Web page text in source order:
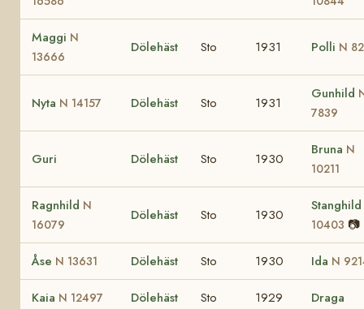
Maggi N
13666
Dölehäst Sto 1931 Polli N
Nyta N 14157 Dölehäst Sto 1931
Gunhild
7839
Guri Dölehäst Sto 1930
Bruna N
10211
Ragnhild N
16079
Dölehäst Sto 1930
Stanghild
10403 📷
Åse N 13631 Dölehäst Sto 1930 Ida N
Kaia N 12497 Dölehäst Sto 1929 Draga